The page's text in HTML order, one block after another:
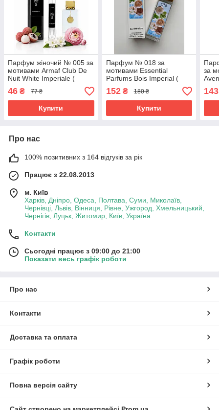
Парфум жіночий № 005 за
мотивами Armaf Club De
Nuit White Imperiale (
Армаф Клаб Де Нуіт Вайт
Імперіал ) 12 мл ОПТ
46 ₴ 77 ₴
Купити
Парфум № 018 за
мотивами Essential
Parfums Bois Imperial (
Імперіал ) 40 МЛ ОПТ
152₴ 180 ₴
Купити
за
143
Про нас
100% позитивних з 164 відгуків за рік
Працює з 22.08.2013
м. Київ
Харків, Дніпро, Одеса, Полтава, Суми, Миколаїв,
Чернівці, Львів, Вінниця, Рівне, Ужгород, Хмельницький,
Чернігів, Луцьк, Житомир, Київ, Україна
Контакти
Сьогодні працює з 09:00 до 21:00
Показати весь графік роботи
Про нас
Контакти
Доставка та оплата
Графік роботи
Повна версія сайту